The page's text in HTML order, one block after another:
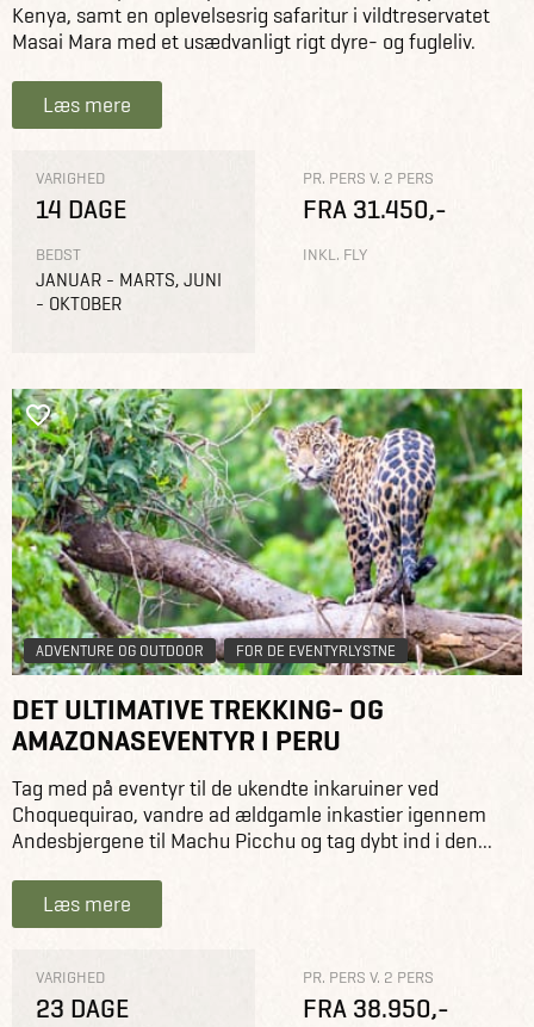
Kenya, samt en oplevelsesrig safaritur i vildtreservatet
Masai Mara med et usædvanligt rigt dyre- og fugleliv.
Læs mere
VARIGHED
14 DAGE
BEDST
JANUAR - MARTS, JUNI
- OKTOBER
PR. PERS V. 2 PERS
FRA 31.450,-
INKL. FLY
ADVENTURE OG OUTDOOR FOR DE EVENTYRLYSTNE
DET ULTIMATIVE TREKKING- OG
AMAZONASEVENTYR I PERU
Tag med på eventyr til de ukendte inkaruiner ved
Choquequirao, vandre ad ældgamle inkastier igennem
Andesbjergene til Machu Picchu og tag dybt ind i den...
Læs mere
VARIGHED
23 DAGE
PR. PERS V. 2 PERS
FRA 38.950,-